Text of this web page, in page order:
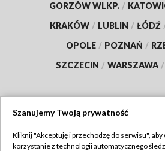
GORZÓW WLKP. /
KRAKÓW / LUBLIN / ŁÓDŹ
OPOLE / POZNAŃ /
SZCZECIN / WARSZAWA /
Szanujemy Twoją prywatność
Kliknij "Akceptuję i przechodzę do serwisu", aby
korzystanie z technologii automatycznego